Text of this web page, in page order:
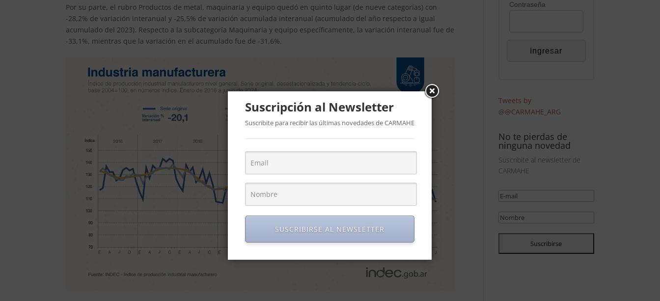
Por su parte, el rubro Productos de metal, maquinaria y equipo quedó en quinto lugar (de nueve categorías) con
-28,2% de variación interanual y -25,5% de variación acumulada interanual (acumulado del año respecto a igual
acumulado del 2023). Respecto a la subcategoría Maquinaria y equipo específicamente, la variación interanual fue de
-33,1%, mientras que la variación en el acumulado fue de -31,6%.
Contraseña
Tweets by
@@CARMAHE_ARG
No te pierdas de
ninguna novedad
Suscribite al newsletter de
CARMAHE
Suscripción al Newsletter
Suscribite para recibir las últimas novedades de CARMAHE
SUSCRIBIRSE AL NEWSLETTER